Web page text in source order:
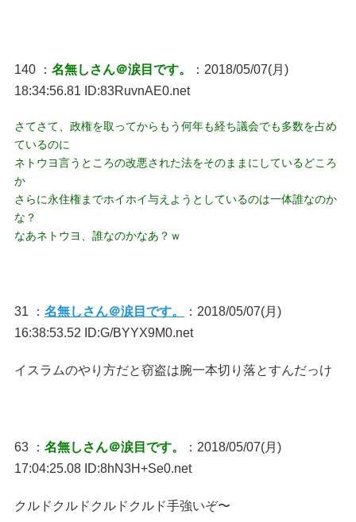
140 ： 名無しさん＠涙目です。
：2018/05/07(月)
18:34:56.81 ID:83RuvnAE0.net
さてさて、政権を取ってからもう何年も経ち議会でも多数を占め
ているのに
ネトウヨ言うところの改悪された法をそのままにしているどころ
か
さらに永住権までホイホイ与えようとしているのは一体誰なのか
な？
なあネトウヨ、誰なのかなあ？ｗ
31 ： 名無しさん＠涙目です。
：2018/05/07(月)
16:38:53.52 ID:G/BYYX9M0.net
イスラムのやり方だと窃盗は腕一本切り落とすんだっけ
63 ： 名無しさん＠涙目です。
：2018/05/07(月)
17:04:25.08 ID:8hN3H+Se0.net
クルドクルドクルドクルド手強いぞ〜